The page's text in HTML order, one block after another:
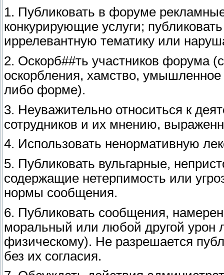
1. Публиковать в форуме
конкурирующие услуги;
иррелевантную тематику или
2. Оскорб##ть участников форума
оскорбления, хамство,
либо форме).
3. Неуважительно относиться к
сотрудников и их мнению,
4. Использовать ненормативную
5. Публиковать вульгарные,
содержащие нетерпимость или
нормы сообщения.
6. Публиковать сообщения,
моральный или любой другой
физическому). Не разрешается
без их согласия.